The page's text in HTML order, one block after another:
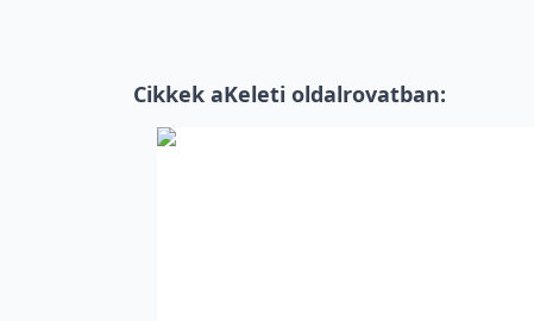
Cikkek aKeleti oldalrovatban: